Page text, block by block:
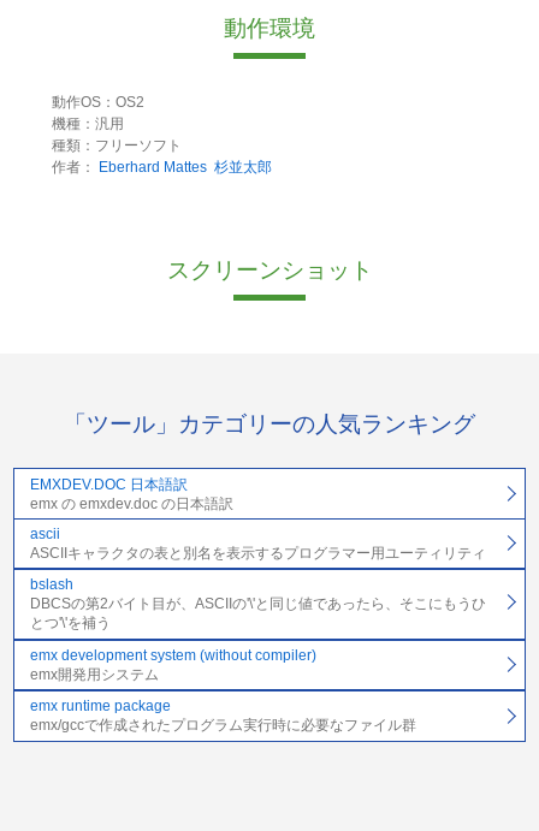
動作環境
動作OS：OS2
機種：汎用
種類：フリーソフト
作者：
Eberhard Mattes 杉並太郎
スクリーンショット
「ツール」カテゴリーの人気ランキング
EMXDEV.DOC 日本語訳
emx の emxdev.doc の日本語訳
ascii
ASCIIキャラクタの表と別名を表示するプログラマー用ユーティリティ
bslash
DBCSの第2バイト目が、ASCIIの'\'と同じ値であったら、そこにもうひ
とつ'\'を補う
emx development system (without compiler)
emx開発用システム
emx runtime package
emx/gccで作成されたプログラム実行時に必要なファイル群